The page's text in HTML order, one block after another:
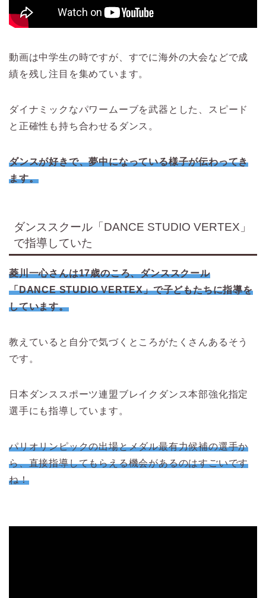
動画は中学生の時ですが、すでに海外の大会などで成
績を残し注目を集めています。
ダイナミックなパワームーブを武器とした、スピード
と正確性も持ち合わせるダンス。
ダンスが好きで、夢中になっている様子が伝わってき
ます。
ダンススクール「DANCE STUDIO VERTEX」
で指導していた
菱川一心さんは17歳のころ、ダンススクール
「DANCE STUDIO VERTEX」で子どもたちに指導を
しています。
教えていると自分で気づくところがたくさんあるそう
です。
日本ダンススポーツ連盟ブレイクダンス本部強化指定
選手にも指導しています。
パリオリンピックの出場とメダル最有力候補の選手か
ら、直接指導してもらえる機会があるのはすごいです
ね！